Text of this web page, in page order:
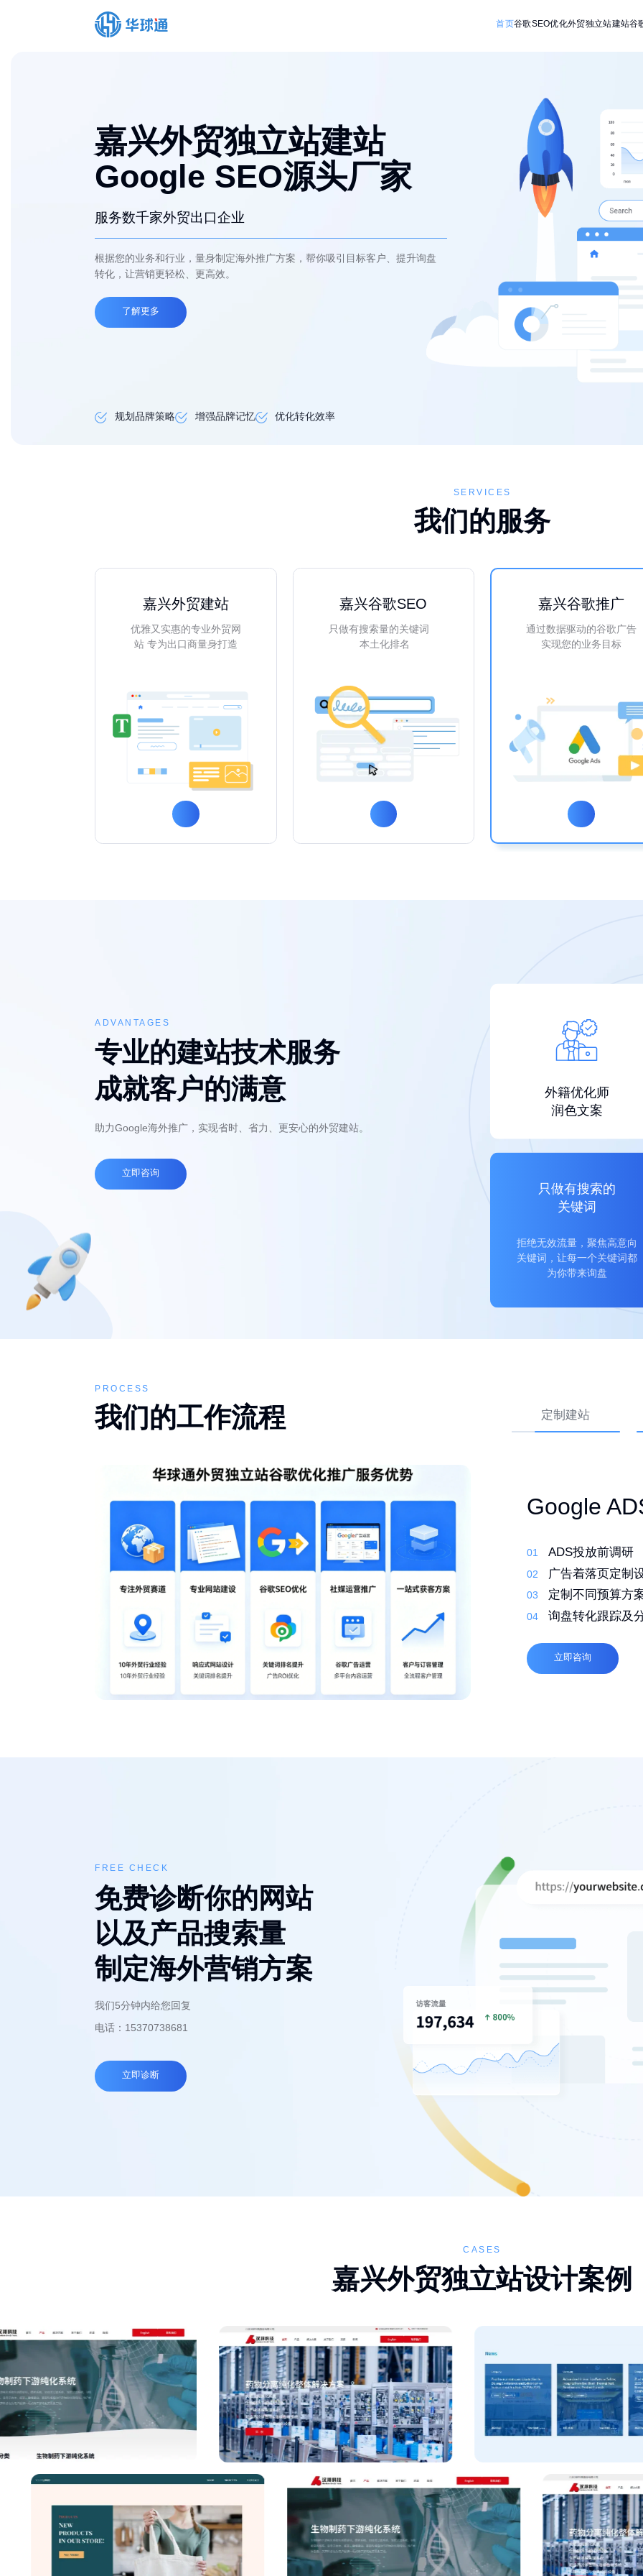
首页谷歌SEO优化外贸独立站建站谷
嘉兴外贸独立站建站
Google SEO源头厂家
服务数千家外贸出口企业
根据您的业务和行业，量身制定海外推广方案，帮你吸引目标客户、提升询盘
转化，让营销更轻松、更高效。
了解更多
规划品牌策略 增强品牌记忆 优化转化效率
SERVICES
我们的服务
嘉兴外贸建站
优雅又实惠的专业外贸网
站 专为出口商量身打造
嘉兴谷歌SEO
只做有搜索量的关键词
本土化排名
嘉兴谷歌推广
通过数据驱动的谷歌广告
实现您的业务目标
ADVANTAGES
专业的建站技术服务
成就客户的满意
助力Google海外推广，实现省时、省力、更安心的外贸建站。
立即咨询
外籍优化师
润色文案
只做有搜索的
关键词
拒绝无效流量，聚焦高意向
关键词，让每一个关键词都
为你带来询盘
PROCESS
我们的工作流程 定制建站
高转化外
01 先策划，再建站
02 定制建站系统，
03 定制化设计，打
04 自适应，多语言
立即咨询
Google
01 ADS投放前调研
02 广告着落页定制
03 定制不同预算方
04 询盘转化跟踪及
立即咨询
外贸网站
优化
01 行业调研了解产
02 筛选合适的关键
03 撰写原创文案 定
立即咨询
FREE CHECK
免费诊断你的网站
以及产品搜索量
制定海外营销方案
我们5分钟内给您回复
电话：15370738681
立即诊断
CASES
嘉兴外贸独立站设计案例